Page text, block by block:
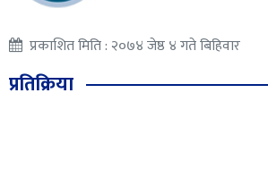
प्रकाशित मिति : २०७४ जेष्ठ ४ गते बिहिवार
प्रतिक्रिया